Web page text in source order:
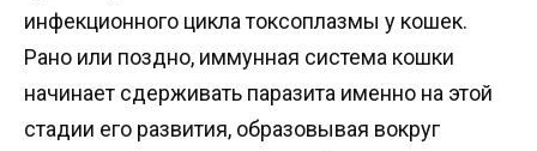
инфекционного цикла токсоплазмы у кошек.
Рано или поздно, иммунная система кошки
начинает сдерживать паразита именно на этой
стадии его развития, образовывая вокруг